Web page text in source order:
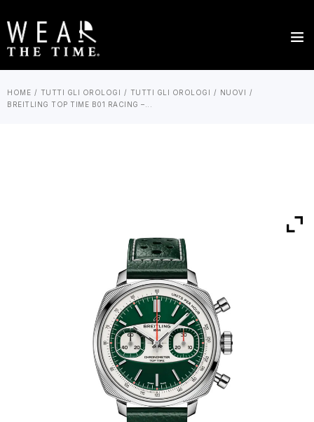
HOME TUTTI GLI OROLOGI TUTTI GLI OROLOGI
NUOVI
BREITLING TOP TIME B01 RACING –...